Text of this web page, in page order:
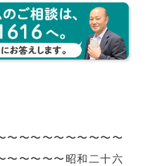
〜〜〜〜〜〜〜〜〜〜
〜〜〜〜〜 昭和二十六